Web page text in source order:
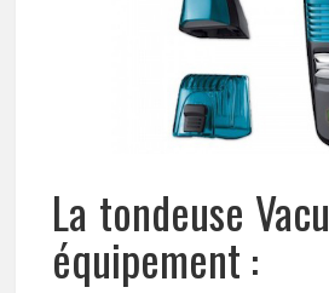
La tondeuse
équipement :